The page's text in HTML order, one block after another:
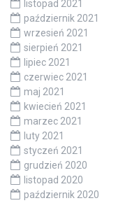
listopad 2021
październik 2021
wrzesień 2021
sierpień 2021
lipiec 2021
czerwiec 2021
maj 2021
kwiecień 2021
marzec 2021
luty 2021
styczeń 2021
grudzień 2020
listopad 2020
październik 2020